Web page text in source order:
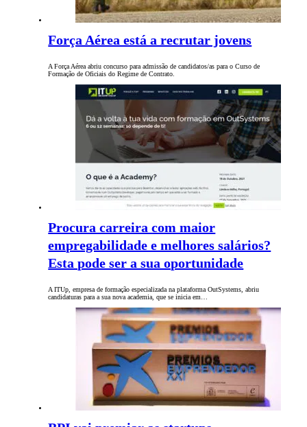
Força Aérea está a recrutar jovens
A Força Aérea abriu concurso para admissão de candidatos/as para o Curso de
Formação de Oficiais do Regime de Contrato.
Procura carreira com maior
empregabilidade e melhores salários?
Esta pode ser a sua oportunidade
A ITUp, empresa de formação especializada na plataforma OutSystems, abriu
candidaturas para a sua nova academia, que se inicia em…